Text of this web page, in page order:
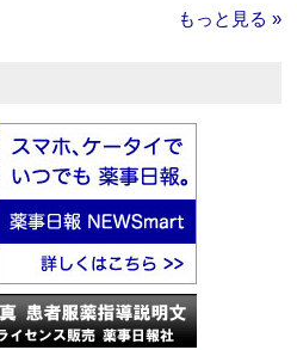
もっと見る »